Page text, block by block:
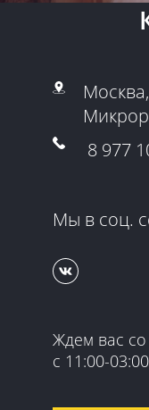
8 977
Мы в соц.
Ждем вас со
с 11:00-03:00